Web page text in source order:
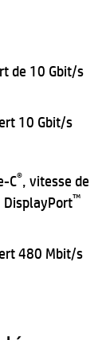
de 10 Gbit/s
10 Gbit/s
C®, vitesse de
™
480 Mbit/s